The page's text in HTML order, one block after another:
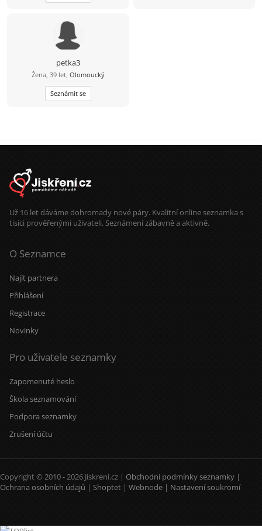
petka3
Žena, 39 let, Olomoucký
Seznámit se
Už 16 let dáváme dohromady nové páry. Kvalitní online seznamka s
tisíci prověřenými uživateli. Seznámení zábavně a aktivně.
O Seznamce
Najít partnera
Přihlášení
Registrace
Novinky
Pro uživatele seznamky
Zapomenuté heslo
Škola seznamování
Podpora seznamky
Zrušení účtu
Copyright © 2010 - 2026 Jiskreni.cz | Obchodní podmínky seznamky |
Ochrana osobních údajů | Shoptet | Webnode | Nastavení soukromí